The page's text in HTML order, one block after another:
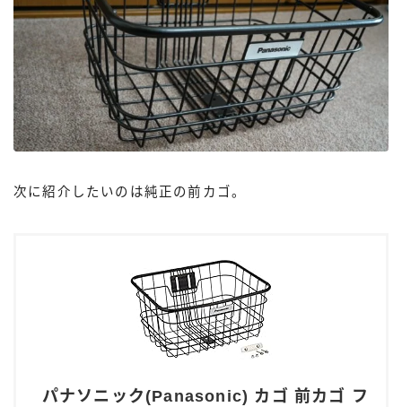
次に紹介したいのは純正の前カゴ。
パナソニック(Panasonic) カゴ 前カゴ フ